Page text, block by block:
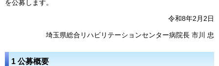
を公募します。
令和8年2月2日
埼玉県総合リハビリテーションセンター病院長 市川 忠
1 公募概要